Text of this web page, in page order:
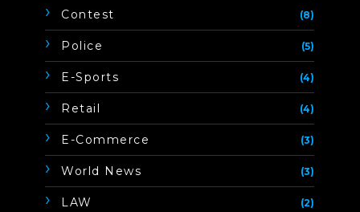
Contest (8)
Police (5)
E-Sports (4)
Retail (4)
E-Commerce (3)
World News (3)
LAW (2)